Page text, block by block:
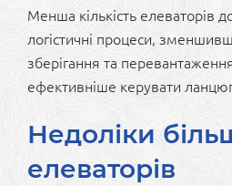
Менша кількість елеваторів
логістичні процеси,
зберігання та
ефективніше керувати
Недоліки
елеваторів